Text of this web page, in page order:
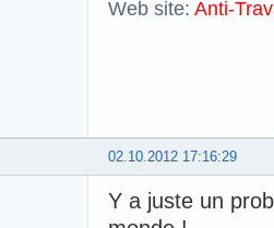
Web site: Anti-
02.10.2012 17:16:29
Y a juste un